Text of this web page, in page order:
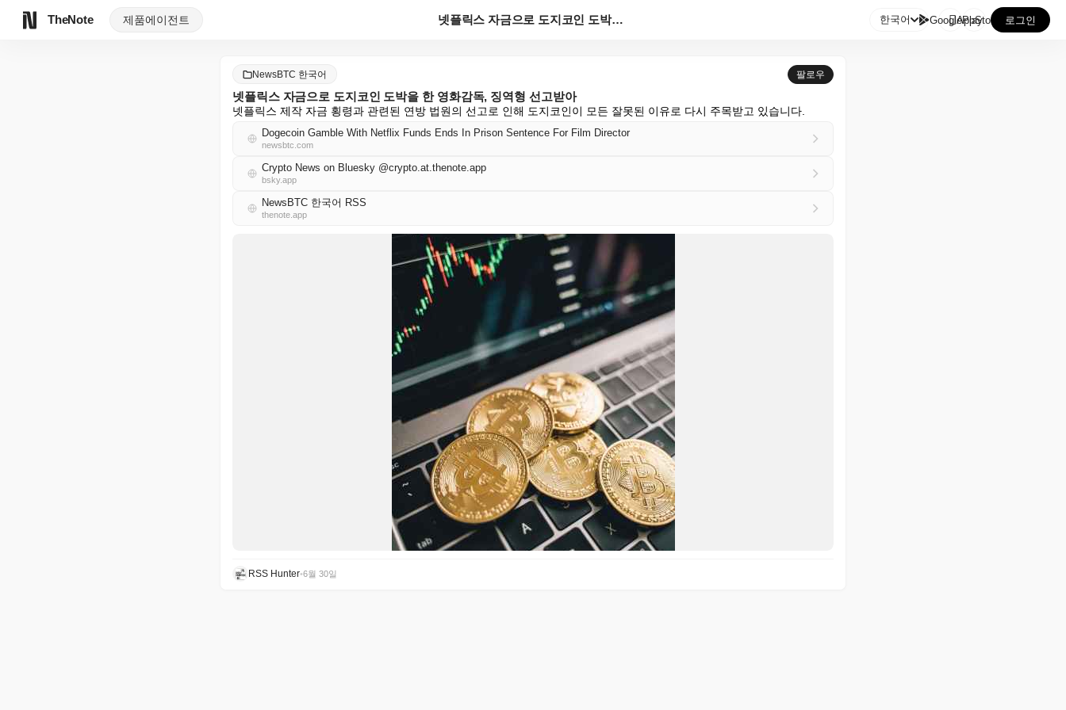
TheNote 제품에이전트 넷플릭스 자금으로 도지코인 도박을 한 영화감독, 징역형... 한국어 GooglePlay
AppStore 로그인
NewsBTC 한국어 팔로우
넷플릭스 자금으로 도지코인 도박을 한 영화감독, 징역형 선고받아
넷플릭스 제작 자금 횡령과 관련된 연방 법원의 선고로 인해 도지코인이 모든 잘못된 이유로 다시 주목받고 있습니다.
Dogecoin Gamble With Netflix Funds Ends In Prison Sentence For Film Director
newsbtc.com
Crypto News on Bluesky @crypto.at.thenote.app
bsky.app
NewsBTC 한국어 RSS
thenote.app
RSS Hunter•6월 30일